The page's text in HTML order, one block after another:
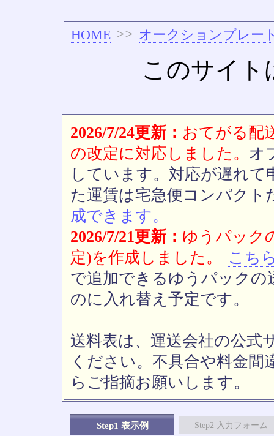
HOME >> オークションプレー
このサイト
2026/7/24更新： おてがる配
の改定に対応しました。 オ
しています。対応が遅れ
た運賃は宅急便コンパクト
成できます。
2026/7/21更新： ゆうパック
定)を作成しました。
こち
で追加できるゆうパックの
のに入れ替え予定です。
送料表は、運送会社の公式
ください。不具合や料金間
らご指摘お願いします。
Step1 表示例 Step2 入力フォーム